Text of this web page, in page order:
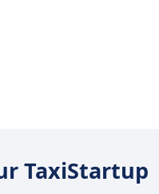
TaxiStartup